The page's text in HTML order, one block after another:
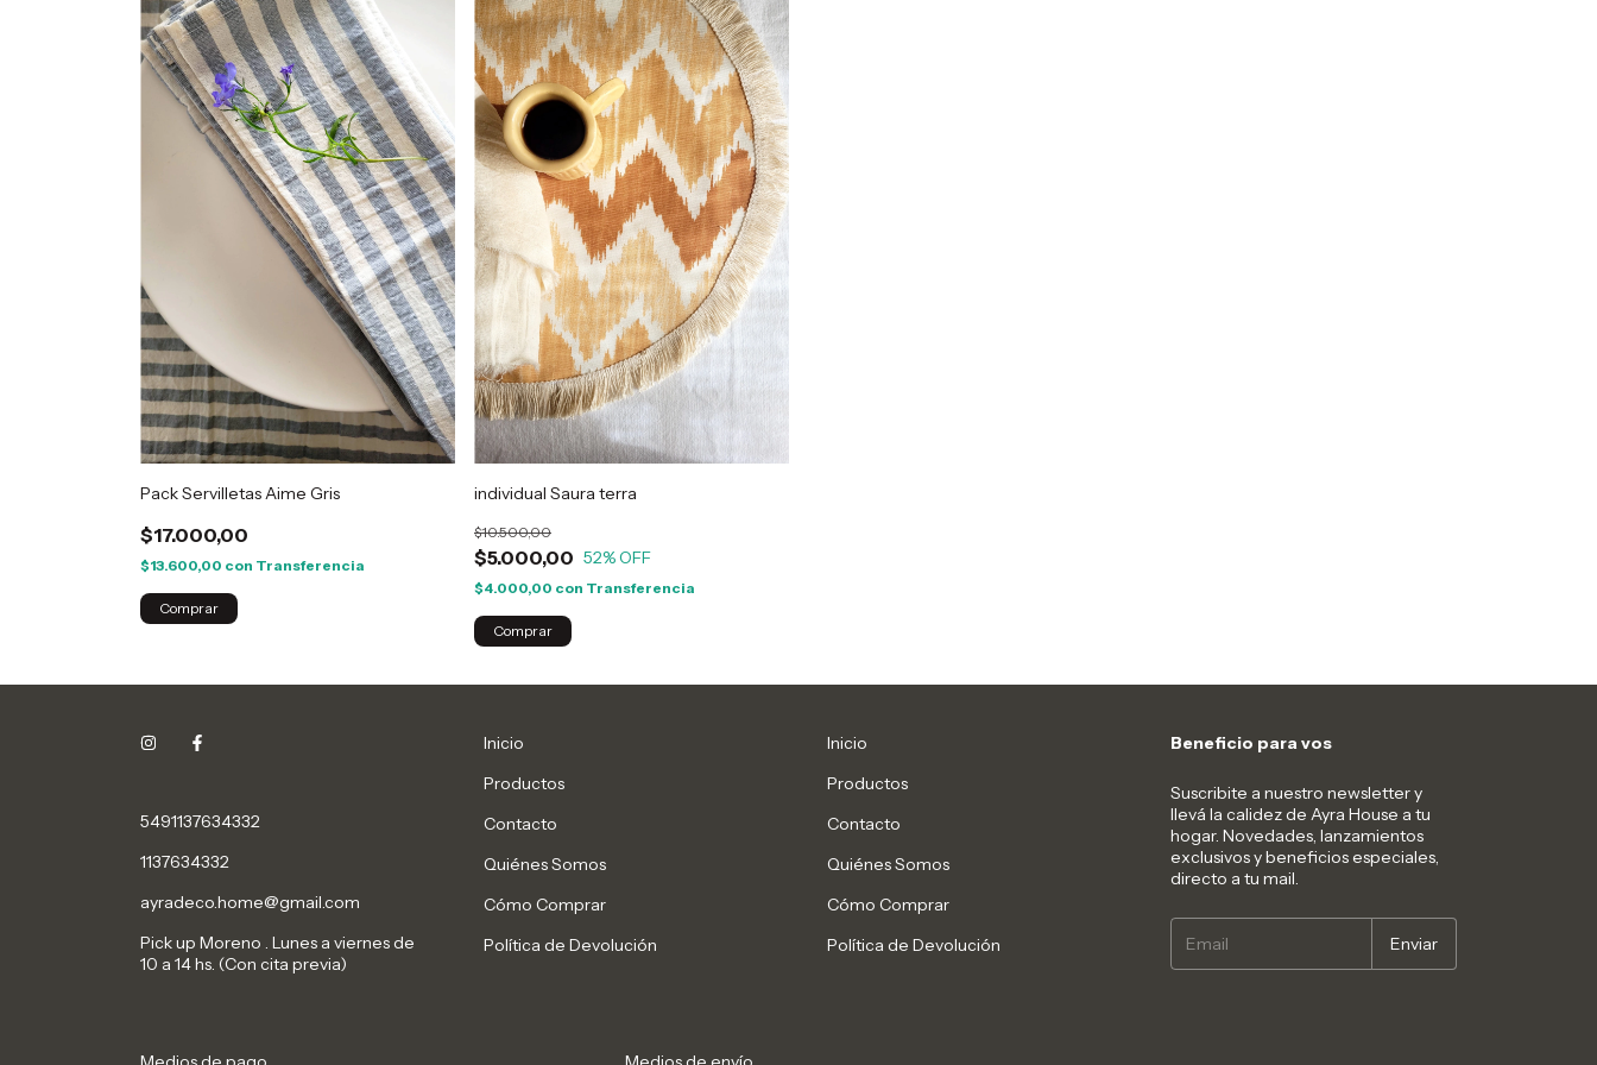
Pack Servilletas Aime Gris
$17.000,00
$13.600,00 con Transferencia
Comprar
individual Saura terra
$5.000,00
$10.500,00
52% OFF
$4.000,00 con Transferencia
5491137634332
1137634332
ayradeco.home@gmail.com
Pick up Moreno . Lunes a viernes de
10 a 14 hs. (Con cita previa)
Inicio
Productos
Contacto
Quiénes Somos
Cómo Comprar
Política de Devolución
Inicio
Productos
Contacto
Quiénes Somos
Cómo Comprar
Política de Devolución
Beneficio para vos
Suscribite a nuestro newsletter y
llevá la calidez de Ayra House a tu
hogar. Novedades, lanzamientos
exclusivos y beneficios especiales,
directo a tu mail.